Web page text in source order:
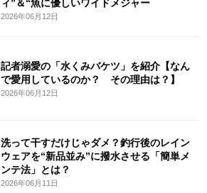
ィ”＆“魚に優しいワイドメジャー
2026年06月12日
記者溺愛の「水くみバケツ」を紹介【なん
で愛用しているのか？ その理由は？】
2026年06月12日
洗って干すだけじゃダメ？釣行後のレイン
ウェアを“新品並み”に撥水させる「簡単メ
ンテ法」とは？
2026年06月11日